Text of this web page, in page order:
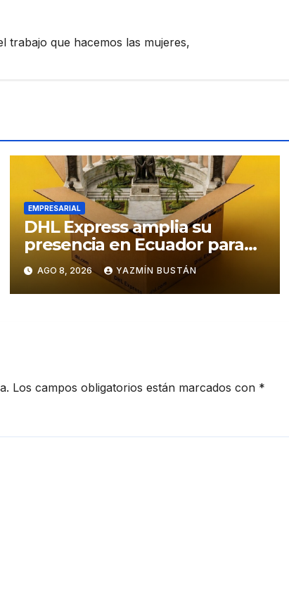
trabajo que hacemos las mujeres,
EMPRESARIAL
DHL Express amplia su
presencia en Ecuador para
responder al crecimiento de
las exportaciones
AGO 8, 2026 YAZMÍN BUSTÁN
Los campos obligatorios están marcados con *